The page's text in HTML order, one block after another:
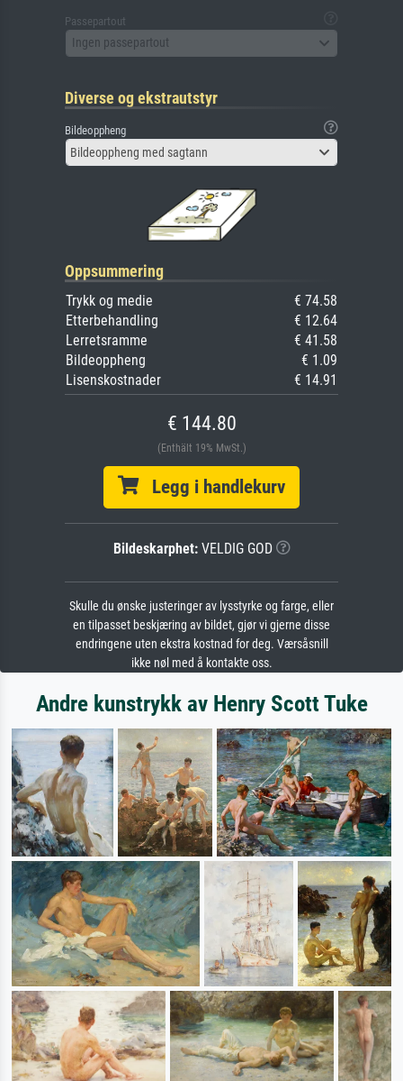
Passepartout
Ingen passepartout
Diverse og ekstrautstyr
Bildeoppheng
Bildeoppheng med sagtann
Oppsummering
Trykk og medie
€ 74.58
Etterbehandling
€ 12.64
Lerretsramme
€ 41.58
Bildeoppheng
€ 1.09
Lisenskostnader
€ 14.91
€ 144.80
(Enthält 19% MwSt.)
Legg i handlekurv
Bildeskarphet:VELDIG GOD
Skulle du ønske justeringer av lysstyrke og farge, eller
en tilpasset beskjæring av bildet, gjør vi gjerne disse
endringene uten ekstra kostnad for deg. Værsåsnill
ikke nøl med å kontakte oss.
Andre kunstrykk av Henry Scott Tuke